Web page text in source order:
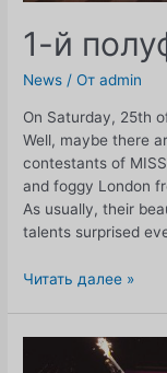
1-й
News / От admin
On Saturday, 25th
Well, maybe there
contestants of
and foggy London
As usually, their
talents surprised
1-
Читать далее »